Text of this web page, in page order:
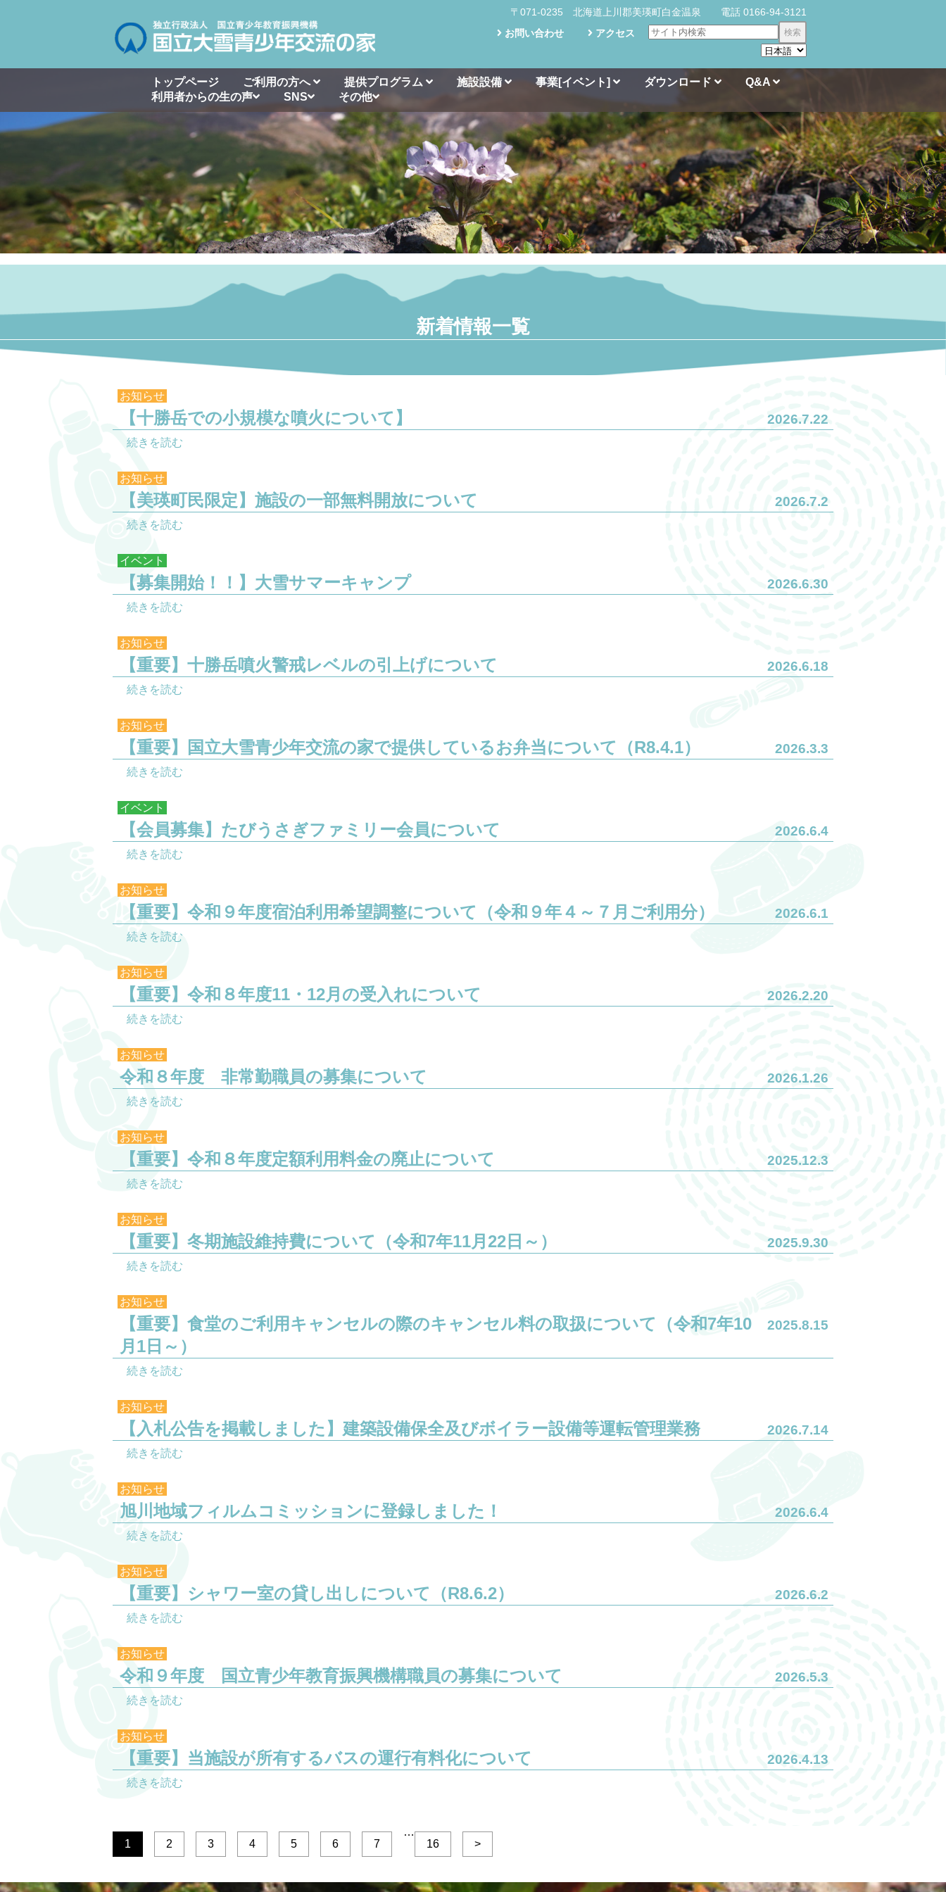
〒071-0235 北海道上川郡美瑛町白金温泉 電話 0166-94-3121
お問い合わせ
アクセス 検索
トップページ ご利用の方へ 提供プログラム 施設設備 事業[イベント] ダウンロード
Q&A
利用者からの生の声
SNS その他
新着情報一覧
お知らせ
【十勝岳での小規模な噴火について】 2026.7.22
続きを読む
お知らせ
【美瑛町民限定】施設の一部無料開放について 2026.7.2
続きを読む
イベント
【募集開始！！】大雪サマーキャンプ 2026.6.30
続きを読む
お知らせ
【重要】十勝岳噴火警戒レベルの引上げについて 2026.6.18
続きを読む
お知らせ
【重要】国立大雪青少年交流の家で提供しているお弁当について（R8.4.1） 2026.3.3
続きを読む
イベント
【会員募集】たびうさぎファミリー会員について 2026.6.4
続きを読む
お知らせ
【重要】令和９年度宿泊利用希望調整について（令和９年４～７月ご利用分） 2026.6.1
続きを読む
お知らせ
【重要】令和８年度11・12月の受入れについて 2026.2.20
続きを読む
お知らせ
令和８年度 非常勤職員の募集について 2026.1.26
続きを読む
お知らせ
【重要】令和８年度定額利用料金の廃止について 2025.12.3
続きを読む
お知らせ
【重要】冬期施設維持費について（令和7年11月22日～） 2025.9.30
続きを読む
お知らせ
【重要】食堂のご利用キャンセルの際のキャンセル料の取扱について（令和7年10
月1日～）
2025.8.15
続きを読む
お知らせ
【入札公告を掲載しました】建築設備保全及びボイラー設備等運転管理業務 2026.7.14
続きを読む
お知らせ
旭川地域フィルムコミッションに登録しました！ 2026.6.4
続きを読む
お知らせ
【重要】シャワー室の貸し出しについて（R8.6.2） 2026.6.2
続きを読む
お知らせ
令和９年度 国立青少年教育振興機構職員の募集について 2026.5.3
続きを読む
お知らせ
【重要】当施設が所有するバスの運行有料化について 2026.4.13
続きを読む
1 2 3 4 5 6 7
…
16
>